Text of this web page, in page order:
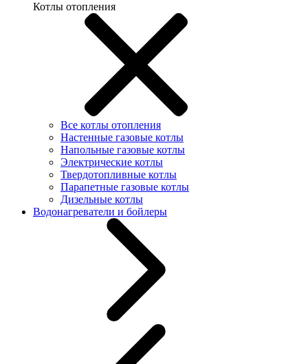
Котлы отопления
Все котлы отопления
Настенные газовые котлы
Напольные газовые котлы
Электрические котлы
Твердотопливные котлы
Парапетные газовые котлы
Дизельные котлы
Водонагреватели и бойлеры